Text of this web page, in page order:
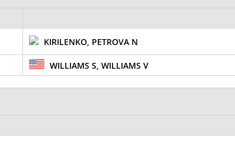
KIRILENKO, PETROVA N
WILLIAMS S, WILLIAMS V